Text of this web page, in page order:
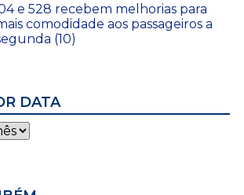
e 528 recebem melhorias para
comodidade aos passageiros a
(10)
DATA